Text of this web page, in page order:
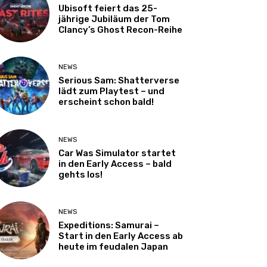
Ubisoft feiert das 25-
jährige Jubiläum der Tom
Clancy’s Ghost Recon-Reihe
NEWS
Serious Sam: Shatterverse
lädt zum Playtest – und
erscheint schon bald!
NEWS
Car Was Simulator startet
in den Early Access – bald
gehts los!
NEWS
Expeditions: Samurai –
Start in den Early Access ab
heute im feudalen Japan